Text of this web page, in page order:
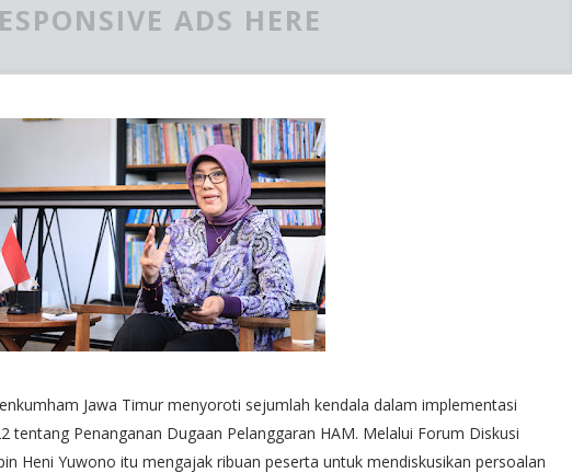
ADS HERE
Jawa Timur menyoroti sejumlah kendala dalam implementasi
tentang Penanganan Dugaan Pelanggaran HAM. Melalui Forum Diskusi
Heni Yuwono itu mengajak ribuan peserta untuk mendiskusikan persoalan